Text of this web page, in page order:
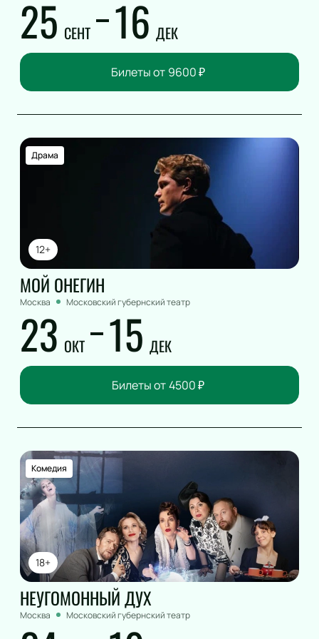
Романс
Танец
Дискотека
Шоу иллюзионистов
Фьюжн
Конное шоу
25 СЕНТ 16 ДЕК
Билеты от 9600₽
12+
Драма
МОЙ ОНЕГИН
Москва Московский губернский театр
23 ОКТ 15 ДЕК
Билеты от4500₽
18+
Комедия
НЕУГОМОННЫЙ ДУХ
Москва Московский губернский театр